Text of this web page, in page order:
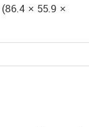
(86.4 × 55.9 ×